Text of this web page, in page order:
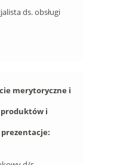
ds. obsługi
merytoryczne i
i